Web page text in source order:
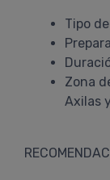
Tipo
Zona
Axilas